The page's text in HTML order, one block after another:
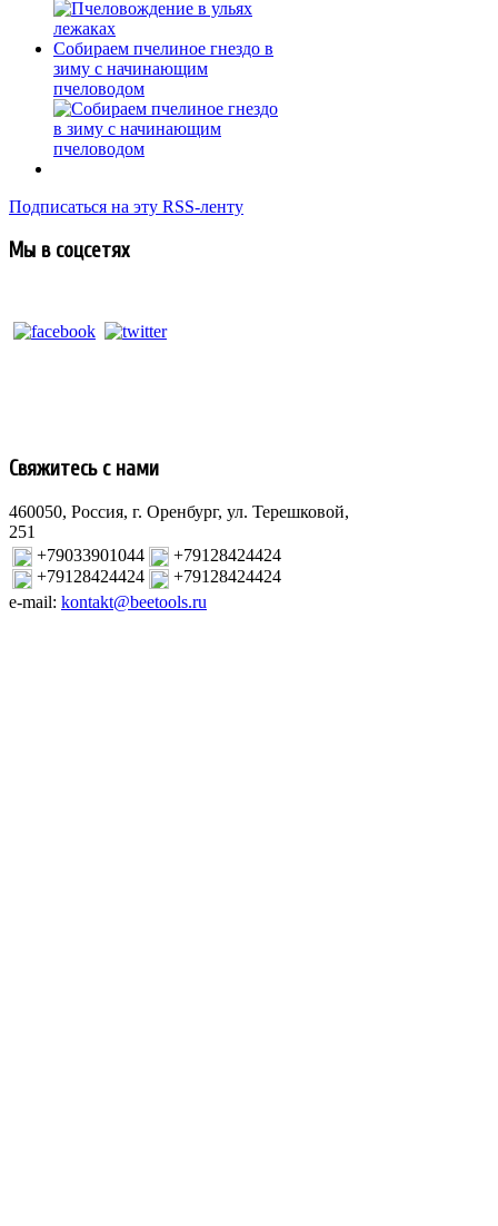
Собираем пчелиное гнездо в
зиму с начинающим
пчеловодом
Подписаться на эту RSS-ленту
Мы в соцсетях
Свяжитесь с нами
460050, Россия, г. Оренбург, ул. Терешковой,
251
+79033901044
+79128424424
+79128424424
+79128424424
e-mail: kontakt@beetools.ru